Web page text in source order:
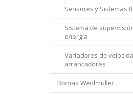
Sensores y Sistemas
Sistema de
energía
Variadores de
arrancadores
Bornas Weidmuller